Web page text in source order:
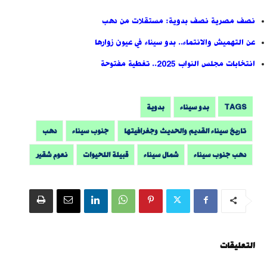
نصف مصرية نصف بدوية: مستقلات من دهب
عن التهميش والانتماء.. بدو سيناء في عيون زوارها
انتخابات مجلس النواب 2025.. تغطية مفتوحة
TAGS بدو سيناء بدوية
تاريخ سيناء القديم والحديث وجغرافيتها جنوب سيناء دهب
دهب جنوب سيناء شمال سيناء قبيلة اللحيوات نعوم شقير
التعليقات